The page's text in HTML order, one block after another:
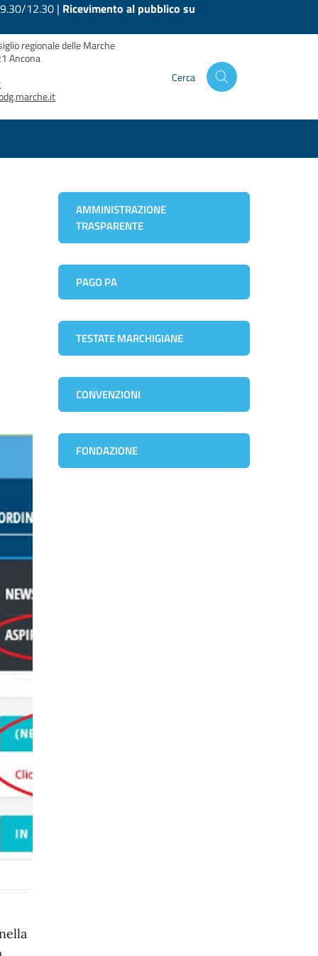
12.30 | Ricevimento al pubblico su
regionale delle Marche
Ancona
Cerca
AMMINISTRAZIONE
TRASPARENTE
PAGO PA
TESTATE MARCHIGIANE
CONVENZIONI
FONDAZIONE